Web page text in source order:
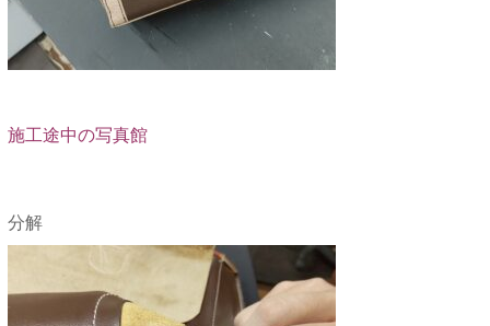
施工途中の写真館
分解